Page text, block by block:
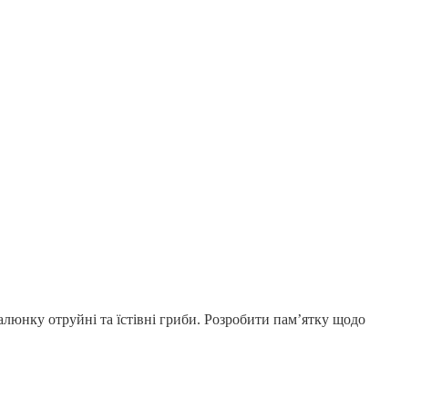
отруйні та їстівні гриби. Розробити пам’ятку щодо